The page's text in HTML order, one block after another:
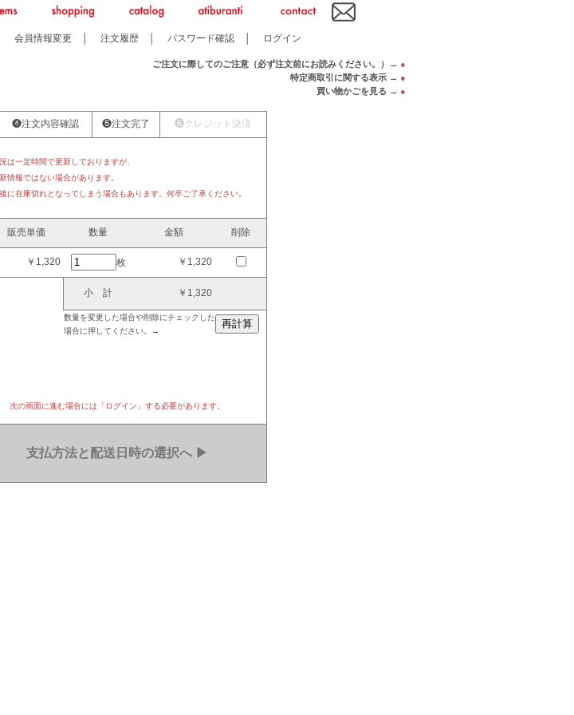
会員情報変更 注文履歴 パスワード確認 ログイン
ご注文に際してのご注意（必ず注文前にお読みください。）→ ●
特定商取引に関する表示 → ●
買い物かごを見る → ●
❹注文内容確認 ❺注文完了 ❻クレジット決済
は一定時間で更新しておりますが、
情報ではない場合があります。
に在庫切れとなってしまう場合もあります。何卒ご了承ください。
販売単価 数量 金額 削除
￥1,320 枚 ￥1,320
小 計 ￥1,320
数量を変更した場合や削除にチェックした
場合に押してください。→
次の画面に進む場合には「ログイン」する必要があります。
支払方法と配送日時の選択へ ▶